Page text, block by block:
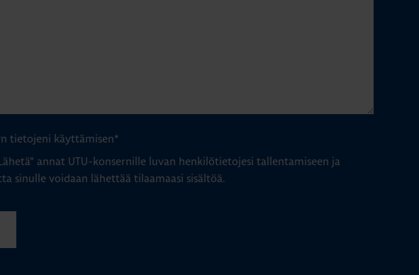
tietojeni käyttämisen*
annat UTU-konsernille luvan henkilötietojesi tallentamiseen ja
sinulle voidaan lähettää tilaamaasi sisältöä.